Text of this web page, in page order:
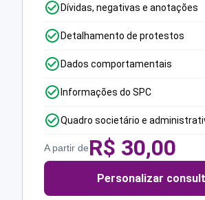
Dívidas, negativas e anotações
Detalhamento de protestos
Dados comportamentais
Informações do SPC
Quadro societário e
A partir deR$ 30,00
Personalizar